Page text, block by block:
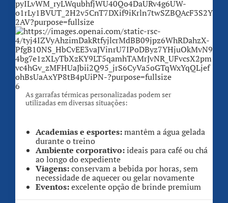
6
As garrafas térmicas personalizadas podem ser
utilizadas em diversas situações:
Academias e esportes:mantêm a água gelada
durante o treino
Ambiente corporativo:ideais para café ou chá
ao longo do expediente
Viagens:conservam a bebida por horas, sem
necessidade de aquecer ou gelar novamente
Eventos:excelente opção de brinde premium